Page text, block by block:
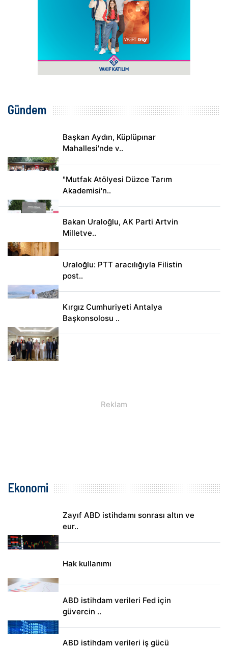
Gündem
Başkan Aydın, Küplüpınar
Mahallesi'nde v..
"Mutfak Atölyesi Düzce Tarım
Akademisi'n..
Bakan Uraloğlu, AK Parti Artvin
Milletve..
Uraloğlu: PTT aracılığıyla Filistin
post..
Kırgız Cumhuriyeti Antalya
Başkonsolosu ..
Ekonomi
Zayıf ABD istihdamı sonrası altın ve
eur..
Hak kullanımı
ABD istihdam verileri Fed için
güvercin ..
ABD istihdam verileri iş gücü